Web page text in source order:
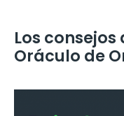
Los
Oráculo de